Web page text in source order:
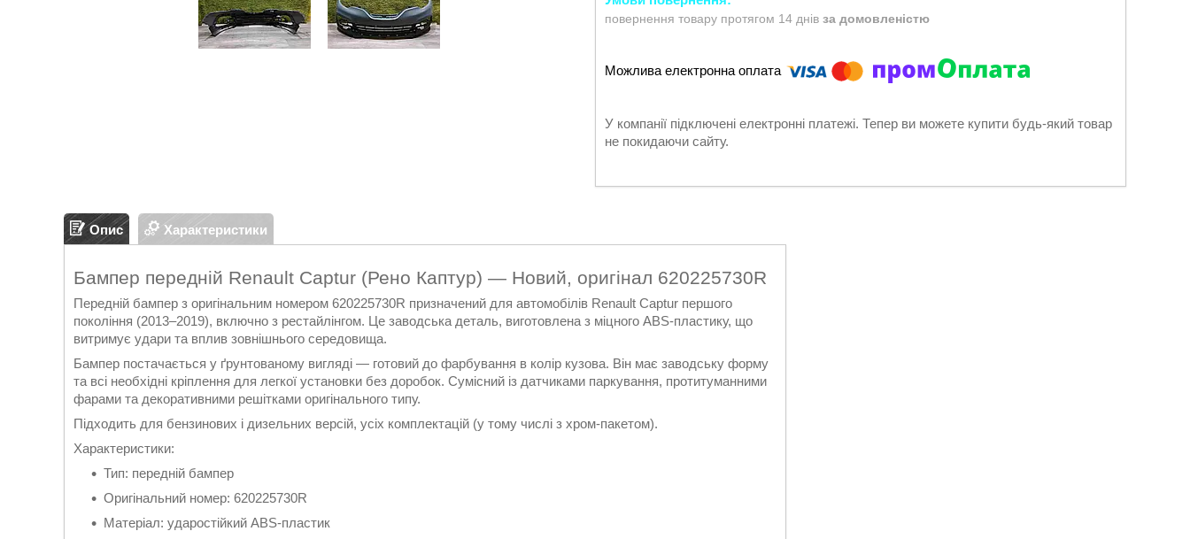
повернення товару протягом 14 днів за домовленістю
У компанії підключені електронні платежі. Тепер ви можете купити будь-який товар
не покидаючи сайту.
Опис Характеристики
Бампер передній Renault Captur (Рено Каптур) — Новий, оригінал 620225730R
Передній бампер з оригінальним номером 620225730R призначений для автомобілів Renault Captur першого
покоління (2013–2019), включно з рестайлінгом. Це заводська деталь, виготовлена з міцного ABS-пластику, що
витримує удари та вплив зовнішнього середовища.
Бампер постачається у ґрунтованому вигляді — готовий до фарбування в колір кузова. Він має заводську форму
та всі необхідні кріплення для легкої установки без доробок. Сумісний із датчиками паркування, протитуманними
фарами та декоративними решітками оригінального типу.
Підходить для бензинових і дизельних версій, усіх комплектацій (у тому числі з хром-пакетом).
Характеристики:
Тип: передній бампер
Оригінальний номер: 620225730R
Матеріал: ударостійкий ABS-пластик